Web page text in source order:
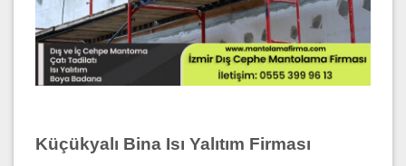
Küçükyalı Bina Isı Yalıtım Firması